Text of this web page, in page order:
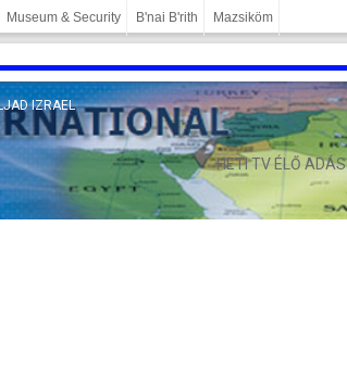
Museum & Security B'nai B'rith Mazsiköm
IZRAEL
HETI TV ÉLŐ ADÁS